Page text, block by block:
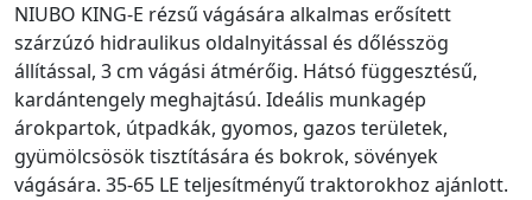
NIUBO KING-E rézsű vágására alkalmas erősített
szárzúzó hidraulikus oldalnyitással és dőlésszög
állítással, 3 cm vágási átmérőig. Hátsó függesztésű,
kardántengely meghajtású. Ideális munkagép
árokpartok, útpadkák, gyomos, gazos területek,
gyümölcsösök tisztítására és bokrok, sövények
vágására. 35-65 LE teljesítményű traktorokhoz ajánlott.